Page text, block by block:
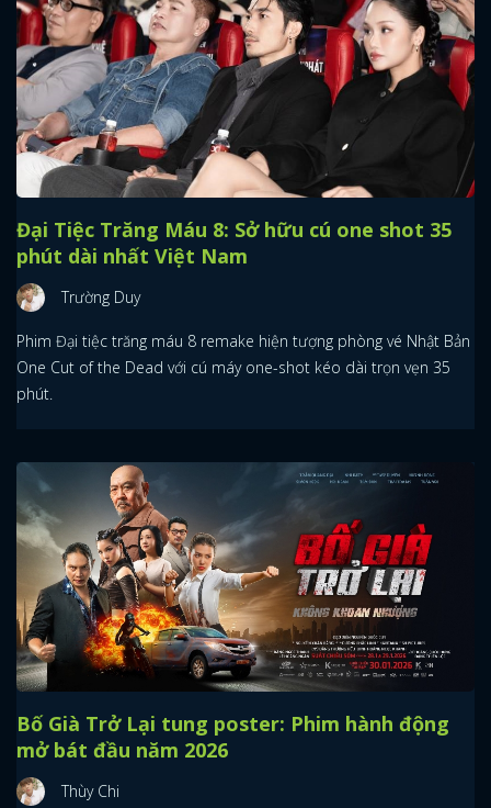
Đại Tiệc Trăng Máu 8: Sở hữu cú one shot 35
phút dài nhất Việt Nam
Trường Duy
Phim Đại tiệc trăng máu 8 remake hiện tượng phòng vé Nhật Bản
One Cut of the Dead với cú máy one-shot kéo dài trọn vẹn 35
phút.
Bố Già Trở Lại tung poster: Phim hành động
mở bát đầu năm 2026
Thùy Chi